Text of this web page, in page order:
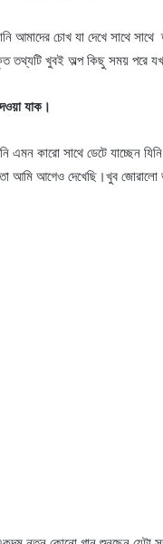
আমাদের চোখ যা দেখে সাথে সাথে
তথ্যটি খুবই অল্প কিছু সময় পরে
যাক।
কারো সাথে ডেটে যাচ্ছেন
আমি আগেও দেখেছি।খুব জোরালো